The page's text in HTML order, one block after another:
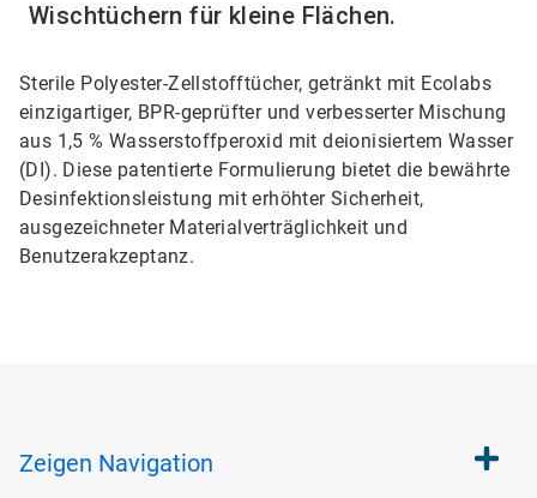
Wischtüchern für kleine Flächen.
Sterile Polyester-Zellstofftücher, getränkt mit Ecolabs
einzigartiger, BPR-geprüfter und verbesserter Mischung
aus 1,5 % Wasserstoffperoxid mit deionisiertem Wasser
(DI). Diese patentierte Formulierung bietet die bewährte
Desinfektionsleistung mit erhöhter Sicherheit,
ausgezeichneter Materialverträglichkeit und
Benutzerakzeptanz.
Zeigen Navigation